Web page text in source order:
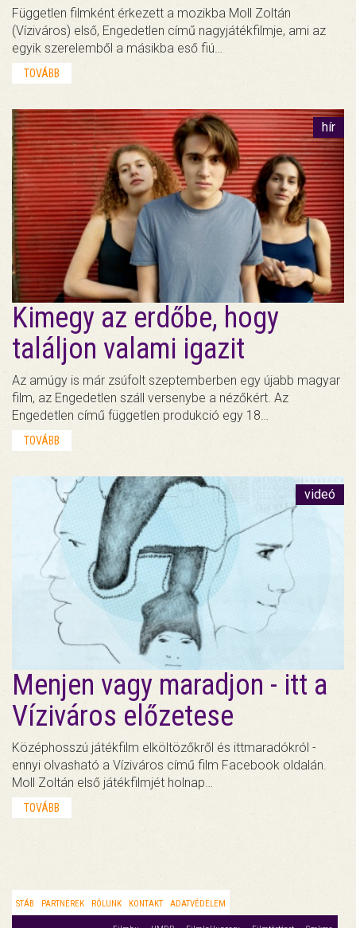
Független filmként érkezett a mozikba Moll Zoltán
(Víziváros) első, Engedetlen című nagyjátékfilmje, ami az
egyik szerelemből a másikba eső fiú…
TOVÁBB
hír
Kimegy az erdőbe, hogy
találjon valami igazit
Az amúgy is már zsúfolt szeptemberben egy újabb magyar
film, az Engedetlen száll versenybe a nézőkért. Az
Engedetlen című független produkció egy 18…
TOVÁBB
videó
Menjen vagy maradjon - itt a
Víziváros előzetese
Középhosszú játékfilm elköltözőkről és ittmaradókról -
ennyi olvasható a Víziváros című film Facebook oldalán.
Moll Zoltán első játékfilmjét holnap…
TOVÁBB
STÁB PARTNEREK RÓLUNK KONTAKT ADATVÉDELEM